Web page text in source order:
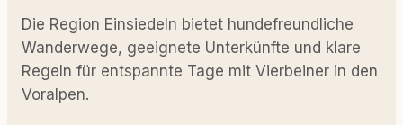
Die Region Einsiedeln bietet hundefreundliche
Wanderwege, geeignete Unterkünfte und klare
Regeln für entspannte Tage mit Vierbeiner in den
Voralpen.